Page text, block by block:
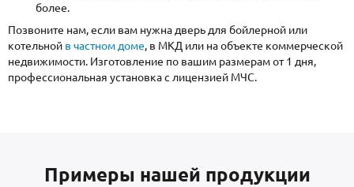
более.
Позвоните нам, если вам нужна дверь для бойлерной или
котельной в частном доме, в МКД или на объекте коммерческой
недвижимости. Изготовление по вашим размерам от 1 дня,
профессиональная установка с лицензией МЧС.
Примеры нашей продукции